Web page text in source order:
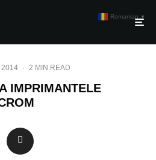
2014 · 2 MIN READ
IMPRIMANTELE
Romanian ▼